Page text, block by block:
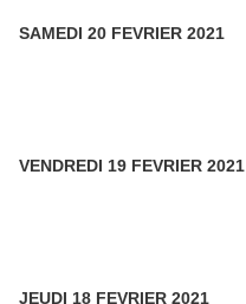
SAMEDI 20 FEVRIER 2021
VENDREDI 19 FEVRIER 2021
JEUDI 18 FEVRIER 2021